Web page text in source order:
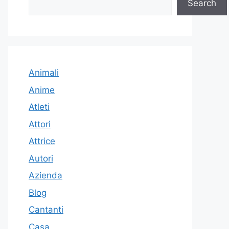
Search
Animali
Anime
Atleti
Attori
Attrice
Autori
Azienda
Blog
Cantanti
Casa